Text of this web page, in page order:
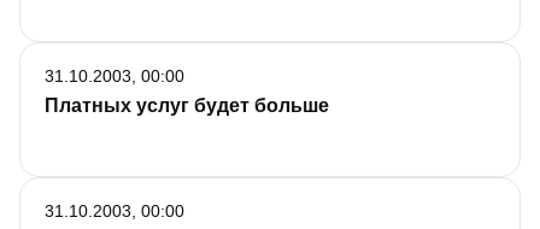
Платных услуг будет больше
31.10.2003, 00:00
31.10.2003, 00:00